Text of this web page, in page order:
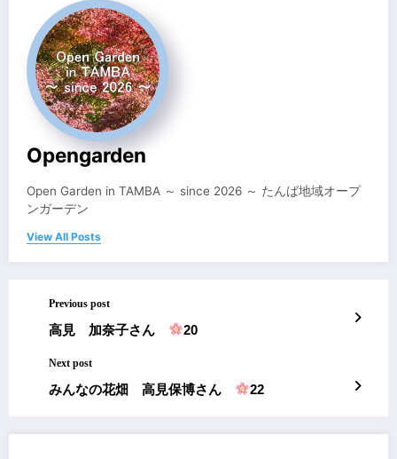
Opengarden
Open Garden in TAMBA ～ since 2026 ～ たんば地域オープ
ンガーデン
View All Posts
Previous post
高見 加奈子さん 20
Next post
みんなの花畑 高見保博さん 22